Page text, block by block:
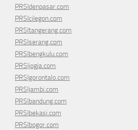
PRSIdenpasar.com
PRSIcilegon.com
PRSItangerang.com
PRSIserang.com
PRSIbengkulu.com
PRSIjogja.com
PRSIgorontalo.com
PRSIjambi.com
PRSIbandung.com
PRSIbekasi.com
PRSIbogor.com